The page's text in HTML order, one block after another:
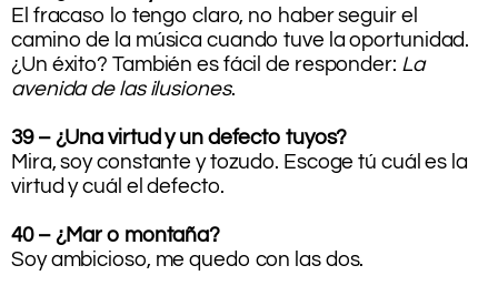
El fracaso lo tengo claro, no haber seguir el
camino de la música cuando tuve la oportunidad.
¿Un éxito? También es fácil de responder: La
avenida de las ilusiones.
39 – ¿Una virtud y un defecto tuyos?
Mira, soy constante y tozudo. Escoge tú cuál es la
virtud y cuál el defecto.
40 – ¿Mar o montaña?
Soy ambicioso, me quedo con las dos.